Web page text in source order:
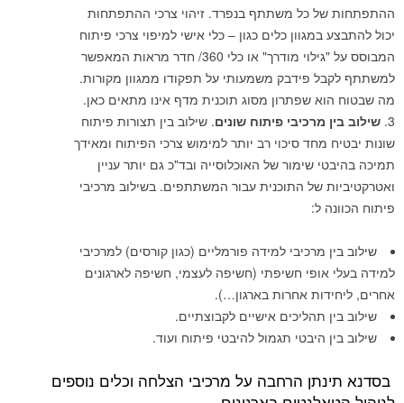
כל משתתף בנפרד. זיהוי צרכי ההתפתחות
כלים כגון – כלי אישי למיפוי צרכי פיתוח
המבוסס על "גילוי מודרך" או כלי 360/ חדר מראות המאפשר
פידבק משמעותי על תפקודו ממגוון מקורות.
שפתרון מסוג תוכנית מדף אינו מתאים כאן.
מרכיבי פיתוח שונים . שילוב בין תצורות פיתוח
מחד סיכוי רב יותר למימוש צרכי הפיתוח ומאידך
שימור של האוכלוסייה ובד"כ גם יותר עניין
של התוכנית עבור המשתתפים. בשילוב מרכיבי
ל:
מרכיבי למידה פורמליים (כגון קורסים) למרכיבי
חשיפתי (חשיפה לעצמי, חשיפה לארגונים
אחרות בארגון…).
תהליכים אישיים לקבוצתיים.
היבטי תגמול להיבטי פיתוח ועוד.
הרחבה על מרכיבי הצלחה וכלים נוספים